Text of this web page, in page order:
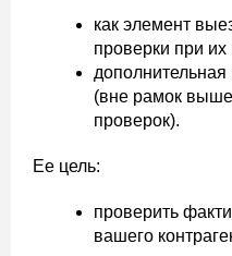
как элемент
проверки при
дополнительная
(вне рамок
проверок).
Ее цель:
проверить
вашего